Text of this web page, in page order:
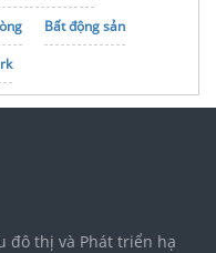
Bất động sản
tinh dầu nước hoaIfree
tốt nhất
đô thị và Phát triển hạ